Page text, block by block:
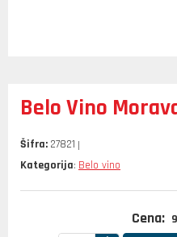
Belo Vino
Šifra: 27821
Kategorija: Belo vino
Cena: